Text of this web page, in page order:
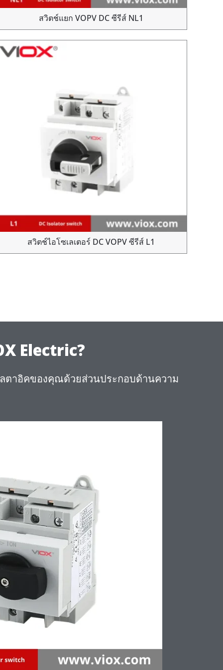
สวิตช์แยก VOPV DC ซีรีส์ NL1
สวิตช์ไอโซเลเตอร์ DC VOPV ซีรีส์ L1
Electric?
ตาอิคของคุณด้วยส่วนประกอบด้านความ